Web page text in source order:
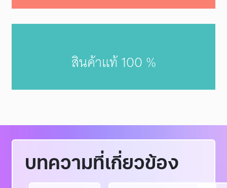
สินค้าแท้ 100 %
บทความที่เกี่ยวข้อง